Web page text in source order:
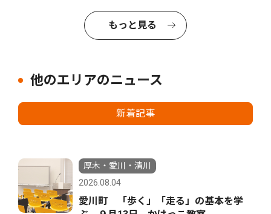
もっと見る
他のエリアのニュース
新着記事
厚木・愛川・清川
2026.08.04
愛川町 「歩く」「走る」の基本を学